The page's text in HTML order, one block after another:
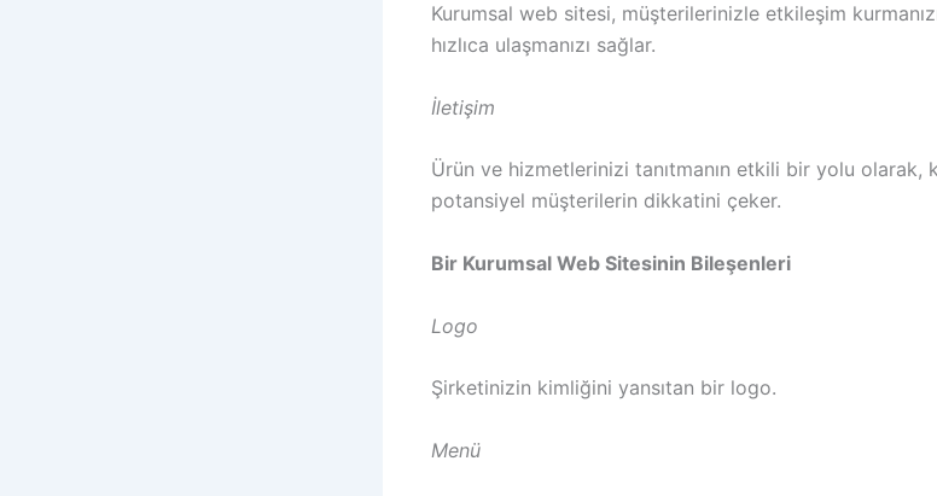
Kurumsal web sitesi, müşterilerinizle etkileşim
hızlıca ulaşmanızı sağlar.
İletişim
Ürün ve hizmetlerinizi tanıtmanın etkili bir yolu olarak,
potansiyel müşterilerin dikkatini çeker.
Bir Kurumsal Web Sitesinin Bileşenleri
Logo
Şirketinizin kimliğini yansıtan bir logo.
Menü